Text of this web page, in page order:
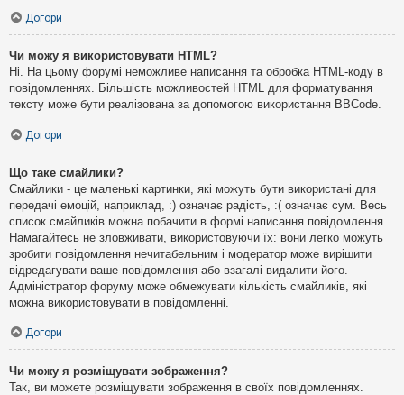
Догори
Чи можу я використовувати HTML?
Ні. На цьому форумі неможливе написання та обробка HTML-коду в
повідомленнях. Більшість можливостей HTML для форматування
тексту може бути реалізована за допомогою використання BBCode.
Догори
Що таке смайлики?
Смайлики - це маленькі картинки, які можуть бути використані для
передачі емоцій, наприклад, :) означає радість, :( означає сум. Весь
список смайликів можна побачити в формі написання повідомлення.
Намагайтесь не зловживати, використовуючи їх: вони легко можуть
зробити повідомлення нечитабельним і модератор може вирішити
відредагувати ваше повідомлення або взагалі видалити його.
Адміністратор форуму може обмежувати кількість смайликів, які
можна використовувати в повідомленні.
Догори
Чи можу я розміщувати зображення?
Так, ви можете розміщувати зображення в своїх повідомленнях.